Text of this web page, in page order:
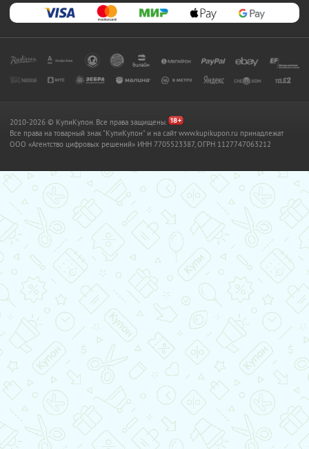
2010-2026 © КупиКупон. Все права защищены.
Все права на товарный знак "КупиКупон" и на сайт www.kupikupon.ru принадлежат
OOO «Агентство цифровых решений» ИНН 7705523387, ОГРН 1127747063212